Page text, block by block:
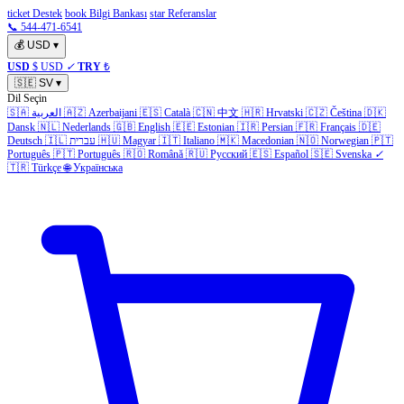
ticket Destek book Bilgi Bankası star Referanslar
📞 544-471-6541
💰 USD ▾
USD $ USD ✓ TRY ₺
🇸🇪 SV ▾
Dil Seçin
🇸🇦 العربية 🇦🇿 Azerbaijani 🇪🇸 Català 🇨🇳 中文 🇭🇷 Hrvatski 🇨🇿 Čeština 🇩🇰
Dansk 🇳🇱 Nederlands 🇬🇧 English 🇪🇪 Estonian 🇮🇷 Persian 🇫🇷 Français 🇩🇪
Deutsch 🇮🇱 עברית 🇭🇺 Magyar 🇮🇹 Italiano 🇲🇰 Macedonian 🇳🇴 Norwegian 🇵🇹
Português 🇵🇹 Português 🇷🇴 Română 🇷🇺 Русский 🇪🇸 Español 🇸🇪 Svenska ✓
🇹🇷 Türkçe 🌐 Українська